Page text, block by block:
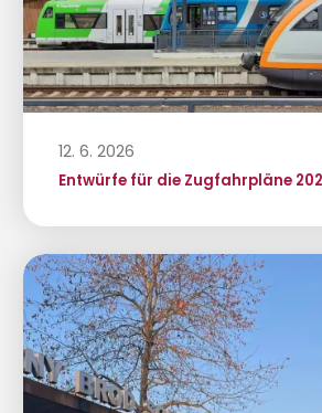
12. 6. 2026
Entwürfe für die Zugfahrpläne